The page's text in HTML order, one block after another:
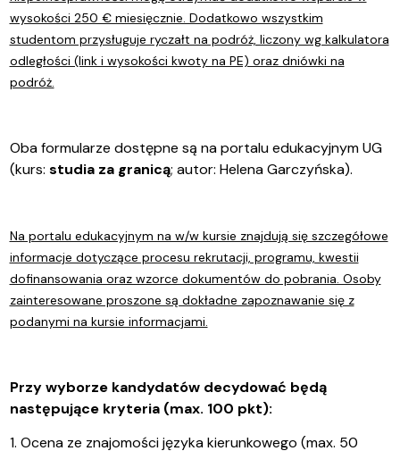
wysokości 250 € miesięcznie. Dodatkowo wszystkim
studentom przysługuje ryczałt na podróż, liczony wg kalkulatora
odległości (link i wysokości kwoty na PE) oraz dniówki na
podróż.
Oba formularze dostępne są na portalu edukacyjnym UG
(kurs: studia za granicą; autor: Helena Garczyńska).
Na portalu edukacyjnym na w/w kursie znajdują się szczegółowe
informacje dotyczące procesu rekrutacji, programu, kwestii
dofinansowania oraz wzorce dokumentów do pobrania. Osoby
zainteresowane proszone są dokładne zapoznawanie się z
podanymi na kursie informacjami.
Przy wyborze kandydatów decydować będą
następujące kryteria (max. 100 pkt):
1. Ocena ze znajomości języka kierunkowego (max. 50